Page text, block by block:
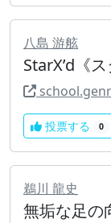
八島 游舷
StarX’d《
投票する 0
鵜川 龍史
無垢な足の